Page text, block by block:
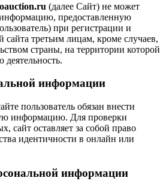
(далее Сайт) не может
предоставленную
при регистрации и
третьим лицам, кроме случаев,
страны, на территории которой
деятельность.
информации
пользователь обязан внести
информацию. Для проверки
сайт оставляет за собой право
идентичности в онлайн или
информации